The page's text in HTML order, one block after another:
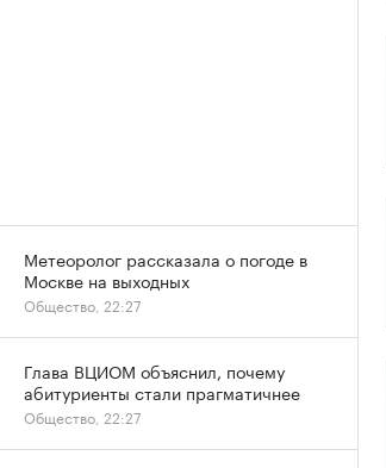
Метеоролог рассказала о погоде в
Москве на выходных
Общество, 22:27
Глава ВЦИОМ объяснил, почему
абитуриенты стали прагматичнее
Общество, 22:27